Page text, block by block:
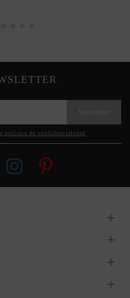
política de confidencialidad